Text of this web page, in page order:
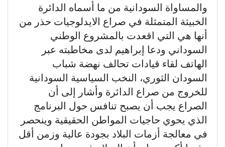
والمساواة السودانية من ما أسماه الدائرة
الخبيثة المتمثلة في صراع الايدلوجيات حذر من
أنها هي التي اقعدت بالمشروع الوطني
السوداني ودعا إبراهيم لدى مخاطبته عبر
الهاتف لقاء قيادات تحالف نهضة شباب
السودان الثوري، النخب السياسية السودانية
للخروج من صراع الدائرة وأشار إلى أن
الصراع يجب أن يصبح تنافس حول البرنامج
الذي يحوي حاجيات المواطن الحقيقية وينحصر
في معالجة أزمات البلاد بجودة عالية وزمن أقل